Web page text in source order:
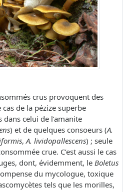
crus provoquent des
de la pézize superbe
dans celui de l’amanite
) et de quelques consoeurs (A.
,A. lividopallescens) ; seule
crue. C’est aussi le cas
dont, évidemment, le Boletus
du mycologue, toxique
tels que les morilles,